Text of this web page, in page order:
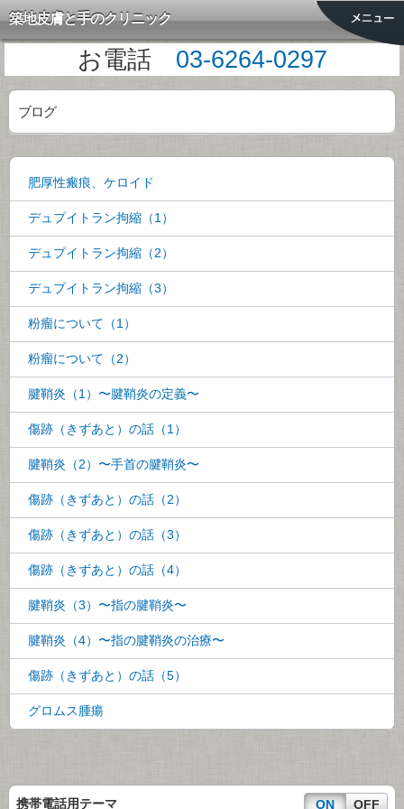
築地皮膚と手のクリニック
お電話 03-6264-0297
ブログ
肥厚性瘢痕、ケロイド
デュプイトラン拘縮（1）
デュプイトラン拘縮（2）
デュプイトラン拘縮（3）
粉瘤について（1）
粉瘤について（2）
腱鞘炎（1）〜腱鞘炎の定義〜
傷跡（きずあと）の話（1）
腱鞘炎（2）〜手首の腱鞘炎〜
傷跡（きずあと）の話（2）
傷跡（きずあと）の話（3）
傷跡（きずあと）の話（4）
腱鞘炎（3）〜指の腱鞘炎〜
腱鞘炎（4）〜指の腱鞘炎の治療〜
傷跡（きずあと）の話（5）
グロムス腫瘍
携帯電話用テーマ ON OFF